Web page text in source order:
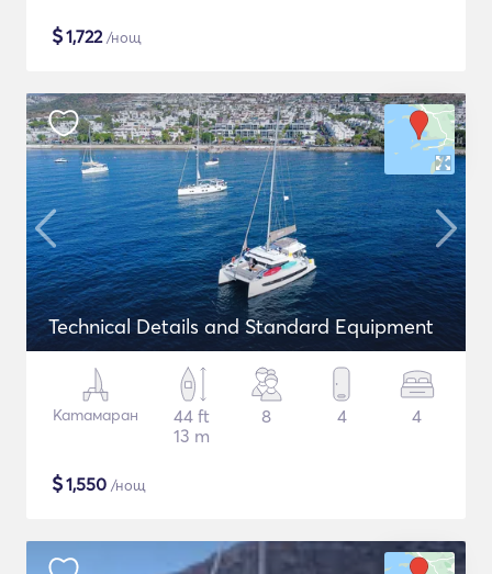
$1,722/нощ
Technical Details and Standard Equipment
Катамаран
44 ft
13 m
8 4 4
$1,550 /нощ